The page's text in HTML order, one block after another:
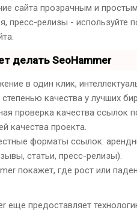
сайта прозрачным и
пресс-релизы - используйте
делать SeoHammer
в один клик,
качества у лучших
проверка качества ссылок
качества проекта.
форматы ссылок:
статьи, пресс-релизы).
покажет, где рост или
еще предоставляет